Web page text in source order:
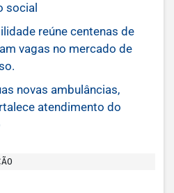
social
reúne centenas de
vagas no mercado de
novas ambulâncias,
atendimento do